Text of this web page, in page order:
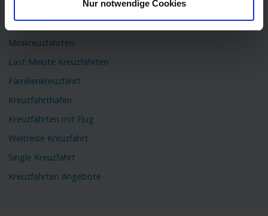
Nur notwendige Cookies
Kreuzfahrtschiffe
Minikreuzfahrten
Last Minute Kreuzfahrten
Familienkreuzfahrt
Kreuzfahrthäfen
Kreuzfahrten mit Flug
Weltreise Kreuzfahrt
Single Kreuzfahrt
Kreuzfahrten Angebote